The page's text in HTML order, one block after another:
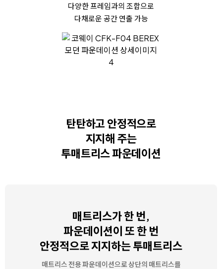
다양한 프레임과의 조합으로
다채로운 공간 연출 가능
탄탄하고 안정적으로
지지해 주는
투매트리스 파운데이션
매트리스가 한 번,
파운데이션이 또 한 번
안정적으로 지지하는 투매트리스
매트리스 전용 파운데이션으로 상단의 매트리스를